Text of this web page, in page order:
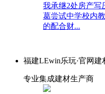
我承继2处房产写
葛尝试中学校内
的配合财...
福建LEwin乐玩·官网建
专业集成建材生产商